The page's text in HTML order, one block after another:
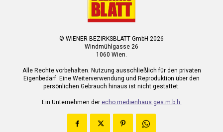
© WIENER BEZIRKSBLATT GmbH 2026
Windmühlgasse 26
1060 Wien.
Alle Rechte vorbehalten. Nutzung ausschließlich für den privaten
Eigenbedarf. Eine Weiterverwendung und Reproduktion über den
persönlichen Gebrauch hinaus ist nicht gestattet.
Ein Unternehmen der echo medienhaus ges.m.b.h.